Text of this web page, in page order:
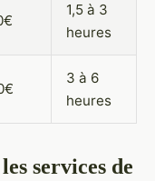
1,5 à 3
heures
3 à 6
heures
services de